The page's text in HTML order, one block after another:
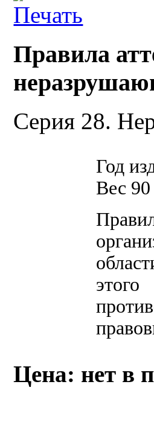
Правила
Серия 28.
Год
Вес 90
Цена: нет в